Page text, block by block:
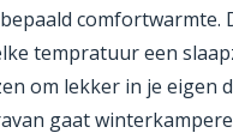
comfortwarmte.
tempratuur een
om lekker in je eigen
gaat